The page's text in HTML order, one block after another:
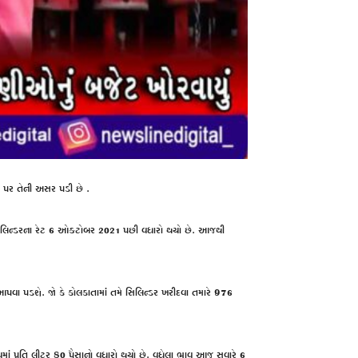
પર તેની અસર પડી છે .
રેટ 6 ઓક્ટોબર 2021 પછી વધારો થયો છે. આજથી
પડશે. જો કે કોલકાતામાં તમે સિલિન્ડર ખરીદવા તમારે 976